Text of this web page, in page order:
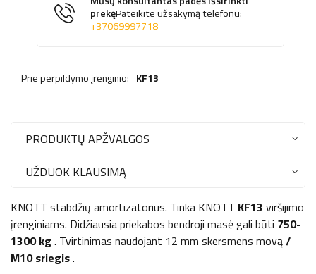
prekęPateikite užsakymą telefonu:
+37069997718
Prie perpildymo įrenginio: KF13
PRODUKTŲ APŽVALGOS
UŽDUOK KLAUSIMĄ
KNOTT stabdžių amortizatorius. Tinka KNOTT KF13 viršijimo
įrenginiams. Didžiausia priekabos bendroji masė gali būti 750-
1300 kg . Tvirtinimas naudojant 12 mm skersmens movą/
M10 sriegis.